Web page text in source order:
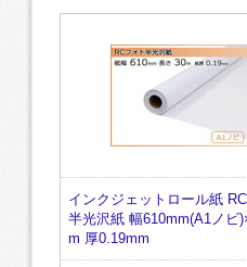
インクジェットロール紙
半光沢紙 幅610mm(A1ノビ
m 厚0.19mm